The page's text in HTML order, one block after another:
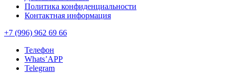
Политика конфиденциальности
Контактная информация
+7 (996) 962 69 66
Телефон
Whats’APP
Telegram